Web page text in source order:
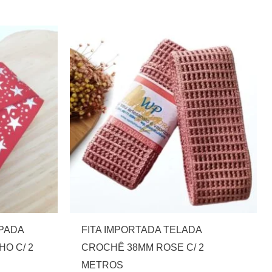
C/ 2
FITA IMPORTADA TELADA
CROCHÊ 38MM ROSE C/ 2
METROS